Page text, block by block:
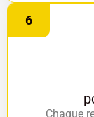
6
Chaque